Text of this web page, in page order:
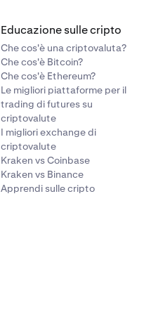
Educazione sulle cripto
Che cos'è una criptovaluta?
Che cos'è Bitcoin?
Che cos'è Ethereum?
Le migliori piattaforme per il
trading di futures su
criptovalute
I migliori exchange di
criptovalute
Kraken vs Coinbase
Kraken vs Binance
Apprendi sulle cripto